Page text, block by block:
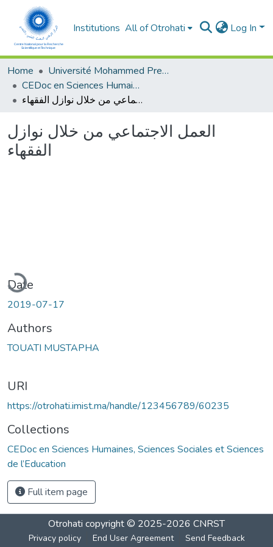
Institutions All of Otrohati Log In
Home
Université Mohammed Premier - Oujda
CEDoc en Sciences Humaines, Sciences Sociales et Sciences de l’Education
العمل الاجتماعي من خلال نوازل الفقهاء
العمل الاجتماعي من خلال نوازل
الفقهاء
Date
2019-07-17
Authors
TOUATI MUSTAPHA
URI
https://otrohati.imist.ma/handle/123456789/60235
Collections
CEDoc en Sciences Humaines, Sciences Sociales et Sciences
de l’Education
Full item page
Otrohati copyright © 2025-2026 CNRST
Privacy policy End User Agreement Send Feedback